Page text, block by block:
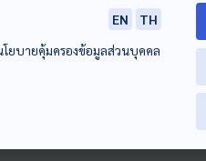
EN
TH
โยบายคุ้มครองข้อมูลส่วนบุคคล